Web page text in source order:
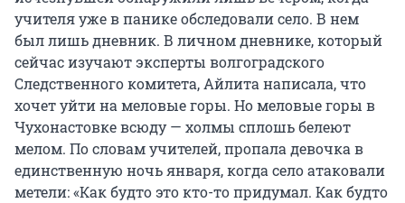
учителя уже в панике обследовали село. В нем
был лишь дневник. В личном дневнике, который
сейчас изучают эксперты волгоградского
Следственного комитета, Айлита написала, что
хочет уйти на меловые горы. Но меловые горы в
Чухонастовке всюду — холмы сплошь белеют
мелом. По словам учителей, пропала девочка в
единственную ночь января, когда село атаковали
метели: «Как будто это кто-то придумал. Как будто